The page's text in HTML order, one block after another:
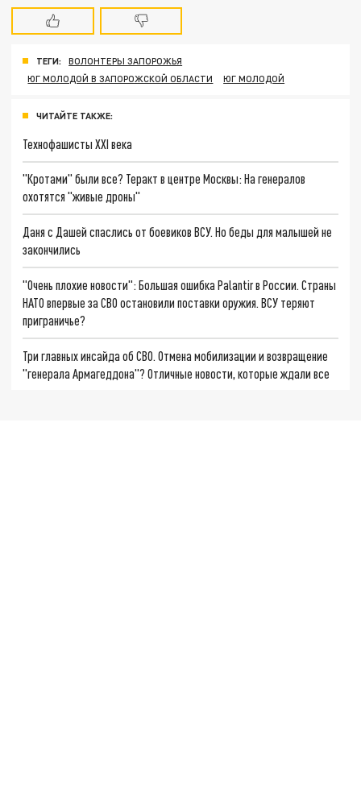
ТЕГИ:
ВОЛОНТЕРЫ ЗАПОРОЖЬЯ
ЮГ МОЛОДОЙ В ЗАПОРОЖСКОЙ ОБЛАСТИ
ЮГ МОЛОДОЙ
ЧИТАЙТЕ ТАКЖЕ:
Технофашисты XXI века
"Кротами" были все? Теракт в центре Москвы: На генералов
охотятся "живые дроны"
Даня с Дашей спаслись от боевиков ВСУ. Но беды для малышей не
закончились
"Очень плохие новости": Большая ошибка Palantir в России. Страны
НАТО впервые за СВО остановили поставки оружия. ВСУ теряют
приграничье?
Три главных инсайда об СВО. Отмена мобилизации и возвращение
"генерала Армагеддона"? Отличные новости, которые ждали все